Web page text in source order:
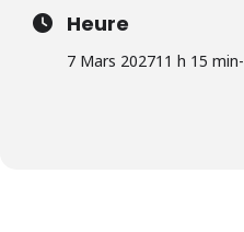
Heure
7 Mars 202711 h 15 min-